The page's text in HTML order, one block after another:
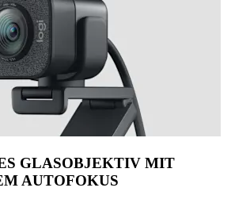
GLASOBJEKTIV MIT
AUTOFOKUS